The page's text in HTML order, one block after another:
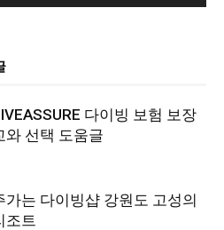
다이빙 보험 보장
와 선택 도움글
가는 다이빙샵 강원도 고성의
조트